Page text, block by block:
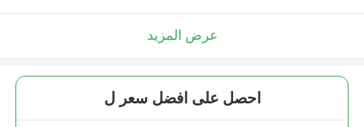
عرض المزيد
احصل على افضل سعر ل